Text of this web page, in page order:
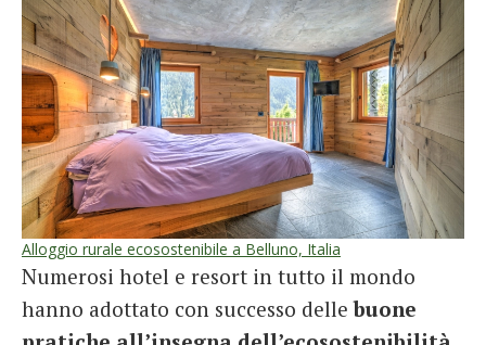
Alloggio rurale ecosostenibile a Belluno, Italia
Numerosi hotel e resort in tutto il mondo
hanno adottato con successo dellebuone